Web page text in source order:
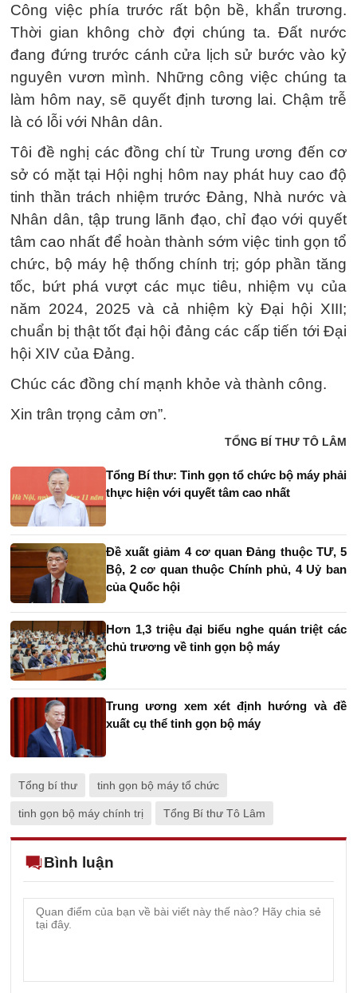
Công việc phía trước rất bộn bề, khẩn trương.
Thời gian không chờ đợi chúng ta. Đất nước
đang đứng trước cánh cửa lịch sử bước vào kỷ
nguyên vươn mình. Những công việc chúng ta
làm hôm nay, sẽ quyết định tương lai. Chậm trễ
là có lỗi với Nhân dân.
Tôi đề nghị các đồng chí từ Trung ương đến cơ
sở có mặt tại Hội nghị hôm nay phát huy cao độ
tinh thần trách nhiệm trước Đảng, Nhà nước và
Nhân dân, tập trung lãnh đạo, chỉ đạo với quyết
tâm cao nhất để hoàn thành sớm việc tinh gọn tổ
chức, bộ máy hệ thống chính trị; góp phần tăng
tốc, bứt phá vượt các mục tiêu, nhiệm vụ của
năm 2024, 2025 và cả nhiệm kỳ Đại hội XIII;
chuẩn bị thật tốt đại hội đảng các cấp tiến tới Đại
hội XIV của Đảng.
Chúc các đồng chí mạnh khỏe và thành công.
Xin trân trọng cảm ơn”.
TỔNG BÍ THƯ TÔ LÂM
Tổng Bí thư: Tinh gọn tổ chức bộ máy phải
thực hiện với quyết tâm cao nhất
Đề xuất giảm 4 cơ quan Đảng thuộc TƯ, 5
Bộ, 2 cơ quan thuộc Chính phủ, 4 Uỷ ban
của Quốc hội
Hơn 1,3 triệu đại biểu nghe quán triệt các
chủ trương về tinh gọn bộ máy
Trung ương xem xét định hướng và đề
xuất cụ thể tinh gọn bộ máy
Tổng bí thư tinh gọn bộ máy tổ chức
tinh gọn bộ máy chính trị Tổng Bí thư Tô Lâm
Bình luận